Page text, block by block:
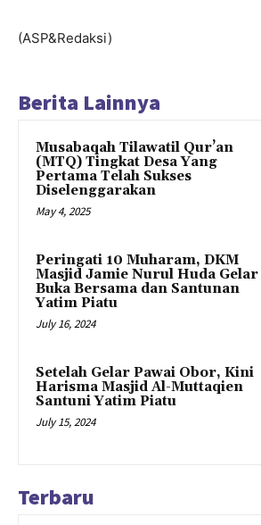
(ASP&Redaksi)
Berita Lainnya
Musabaqah Tilawatil Qur’an
(MTQ) Tingkat Desa Yang
Pertama Telah Sukses
Diselenggarakan
May 4, 2025
Peringati 10 Muharam, DKM
Masjid Jamie Nurul Huda Gelar
Buka Bersama dan Santunan
Yatim Piatu
July 16, 2024
Setelah Gelar Pawai Obor, Kini
Harisma Masjid Al-Muttaqien
Santuni Yatim Piatu
July 15, 2024
Terbaru